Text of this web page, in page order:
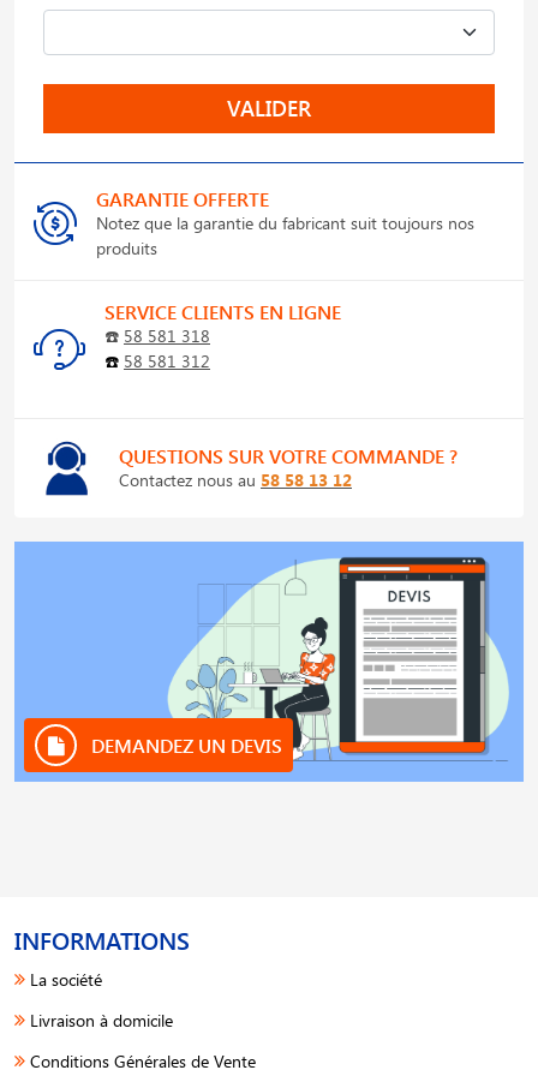
VALIDER
GARANTIE OFFERTE
Notez que la garantie du fabricant suit toujours nos
produits
SERVICE CLIENTS EN LIGNE
☎️ 58 581 318
☎️ 58 581 312
QUESTIONS SUR VOTRE COMMANDE ?
Contactez nous au 58 58 13 12
DEMANDEZ UN DEVIS
INFORMATIONS
La société
Livraison à domicile
Conditions Générales de Vente